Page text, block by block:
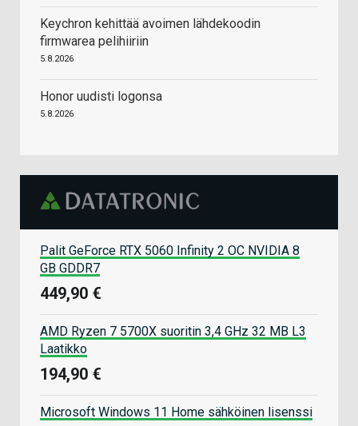
Keychron kehittää avoimen lähdekoodin
firmwarea pelihiiriin
5.8.2026
Honor uudisti logonsa
5.8.2026
Palit GeForce RTX 5060 Infinity 2 OC NVIDIA 8
GB GDDR7
449,90 €
AMD Ryzen 7 5700X suoritin 3,4 GHz 32 MB L3
Laatikko
194,90 €
Microsoft Windows 11 Home sähköinen lisenssi